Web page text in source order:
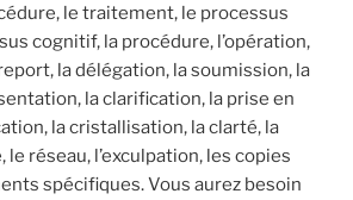
le traitement, le processus
cognitif, la procédure, l’opération,
la délégation, la soumission, la
la clarification, la prise en
la cristallisation, la clarté, la
le réseau, l’exculpation, les copies
spécifiques. Vous aurez besoin